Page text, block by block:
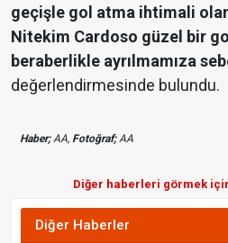
geçişle gol atma ihtimali
Nitekim Cardoso güzel bir
beraberlikle ayrılmamıza
değerlendirmesinde bulundu.
Haber;AA, Fotoğraf;AA
Diğer haberleri görmek için
Diğer Haberler